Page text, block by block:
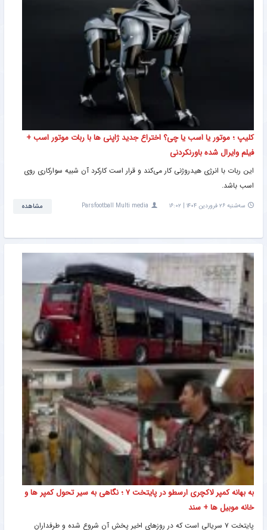
کلیپ ؛ موتور یا اسب یا چی؟ اختراع جدید ژاپنی ها با ربات موتور اسب +
فیلم وایرال شده باورنکردنی
این ربات با انرژی هیدروژنی کار می‌کند و قرار است کارکرد آن شبیه سوارکاری روی
اسب باشد.
سه‌شنبه ۲۶ فروردین ۱۴۰۴ | ۱۶:۰۲ Parsfootball Multi media مشاهده
به بهانه کمپر لاکچری ارسطو در پایتخت ۷ ؛ نگاهی به سیر تحول کمپر ها و
خانه موبیل ها + سند
پایتخت ۷ سریالی است که در روزهای اخیر پخش آن شروع شده و طرفداران